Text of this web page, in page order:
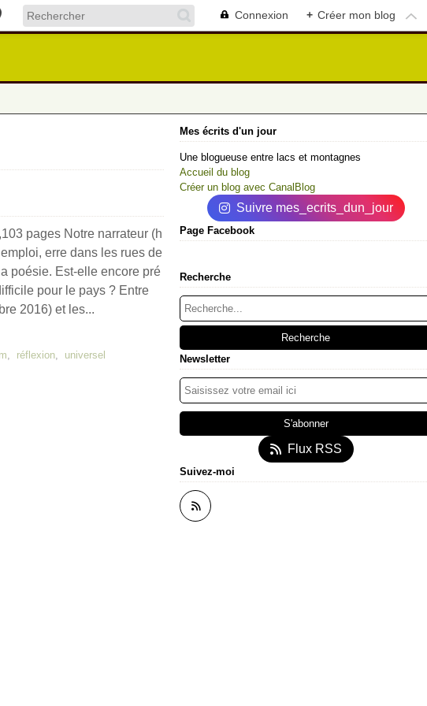
Connexion + Créer mon blog
pages Notre narrateur (h
erre dans les rues de
poésie. Est-elle encore pré
pour le pays ? Entre
2016) et les...
, réflexion, universel
Mes écrits d'un jour
Une blogueuse entre lacs et montagnes
Accueil du blog
Créer un blog avec CanalBlog
Suivre mes_ecrits_dun_jour
Page Facebook
Recherche
Newsletter
Flux RSS
Suivez-moi